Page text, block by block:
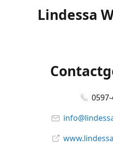
Lindessa